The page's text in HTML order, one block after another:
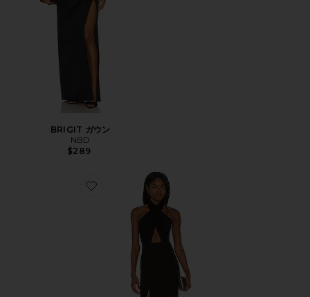
BRIGIT ガウン
NBD
$289
Favorite ZAHARA ガウン